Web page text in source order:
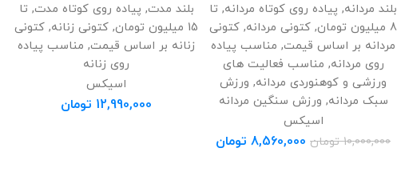
بلند مردانه, پیاده روی کوتاه مردانه, تا
8 میلیون تومان
, کتونی مردانه, کتونی
مردانه بر اساس قیمت, مناسب پیاده
روی مردانه, مناسب فعالیت های
ورزشی و کوهنوردی مردانه, ورزش
سبک مردانه, ورزش سنگین مردانه
اسیکس
10,000,000 تومان 8,560,000 تومان
بلند مدت, پیاده روی کوتاه مدت,تا
15 میلیون تومان
, کتونی زنانه, کتونی
زنانه بر اساس قیمت, مناسب پیاده
روی زنانه
اسیکس
12,990,000 تومان